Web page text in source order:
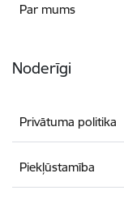
Par mums
Noderīgi
Privātuma politika
Piekļūstamība